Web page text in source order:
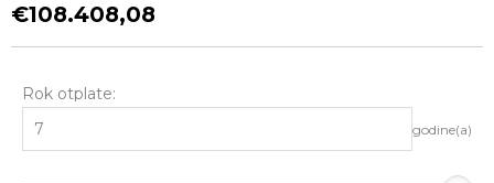
108.408,08
Rok otplate:
godine(a)